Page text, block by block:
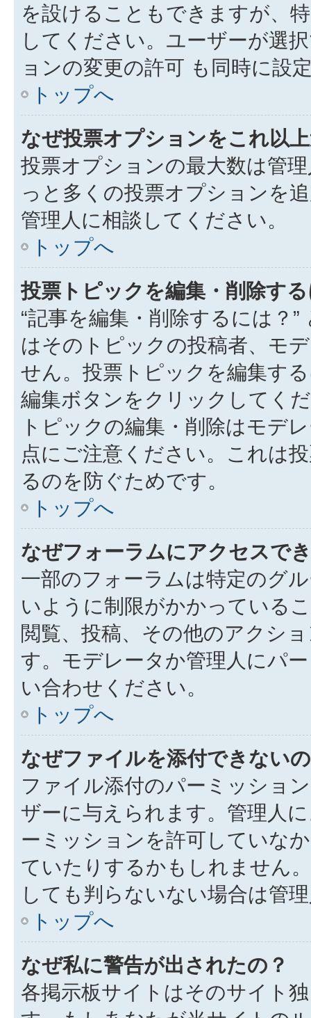
を設けることもできますが、
してください。ユーザーが選
ョンの変更の許可 も同時に設
トップへ
なぜ投票オプションをこれ以
投票オプションの最大数は管
っと多くの投票オプションを
管理人に相談してください。
トップへ
投票トピックを編集・削除す
“記事を編集・削除するには？
はそのトピックの投稿者、モ
せん。投票トピックを編集す
編集ボタンをクリックしてく
トピックの編集・削除はモデ
点にご注意ください。これは
るのを防ぐためです。
トップへ
なぜフォーラムにアクセスで
一部のフォーラムは特定のグ
いように制限がかかっている
閲覧、投稿、その他のアクシ
す。モデレータか管理人にパ
い合わせください。
トップへ
なぜファイルを添付できない
ファイル添付のパーミッショ
ザーに与えられます。管理人
ーミッションを許可していな
ていたりするかもしれません
しても判らないない場合は管
トップへ
なぜ私に警告が出されたの？
各掲示板サイトはそのサイト